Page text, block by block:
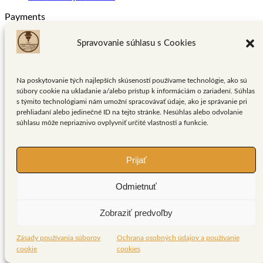
Spravovanie súhlasu s Cookies
Na poskytovanie tých najlepších skúseností používame technológie, ako sú
súbory cookie na ukladanie a/alebo prístup k informáciám o zariadení. Súhlas
s týmito technológiami nám umožní spracovávať údaje, ako je správanie pri
prehliadaní alebo jedinečné ID na tejto stránke. Nesúhlas alebo odvolanie
súhlasu môže nepriaznivo ovplyvniť určité vlastnosti a funkcie.
Prijať
Odmietnuť
Zobraziť predvoľby
Zásady používania súborov
cookie
Ochrana osobných údajov a používanie
cookies
Payments
Domov
Kontakt
O nás
E-shop
Prihlásenie